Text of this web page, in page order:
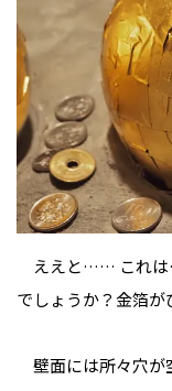
ええと…… これは
でしょうか？金箔が
壁面には所々穴が